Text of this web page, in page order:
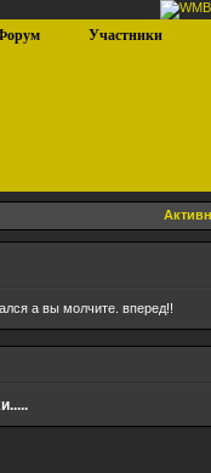
Участники
а вы молчите. вперед!!